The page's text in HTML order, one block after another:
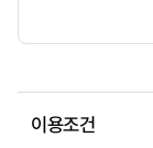
이용조건